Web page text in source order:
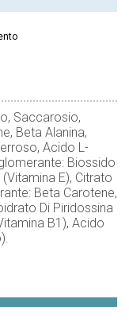
Saccarosio,
Beta Alanina,
Acido L-
Biossido
E), Citrato
Beta Carotene,
Di Piridossina
B1), Acido